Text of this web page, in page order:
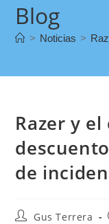
Blog
> Noticias >
Razer y
de
Gus Terrera